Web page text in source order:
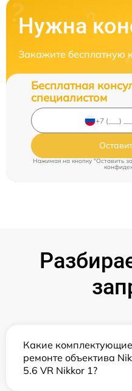
Нужна
Закажите бесплатную
Бесплатная
специалистом
Нажимая на кнопку "Оставить
Какие
ремонте объектива
5.6 VR Nikkor 1?